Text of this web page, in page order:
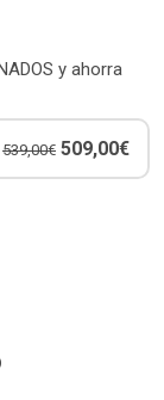
y ahorra
539,00€ 509,00€